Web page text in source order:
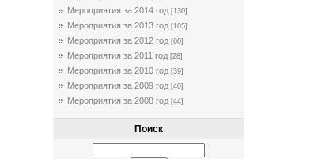
Мероприятия за 2014 год [130]
Мероприятия за 2013 год [105]
Мероприятия за 2012 год [60]
Мероприятия за 2011 год [28]
Мероприятия за 2010 год [39]
Мероприятия за 2009 год [40]
Мероприятия за 2008 год [44]
Поиск